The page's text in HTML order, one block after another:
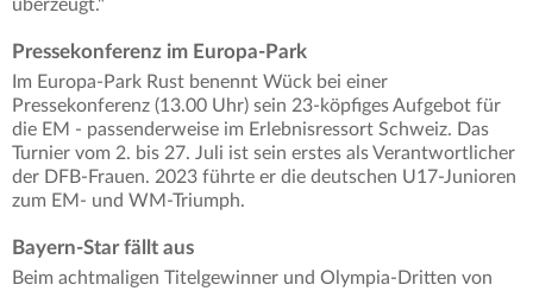
überzeugt."
Pressekonferenz im Europa-Park
Im Europa-Park Rust benennt Wück bei einer
Pressekonferenz (13.00 Uhr) sein 23-köpfiges Aufgebot für
die EM - passenderweise im Erlebnisressort Schweiz. Das
Turnier vom 2. bis 27. Juli ist sein erstes als Verantwortlicher
der DFB-Frauen. 2023 führte er die deutschen U17-Junioren
zum EM- und WM-Triumph.
Bayern-Star fällt aus
Beim achtmaligen Titelgewinner und Olympia-Dritten von